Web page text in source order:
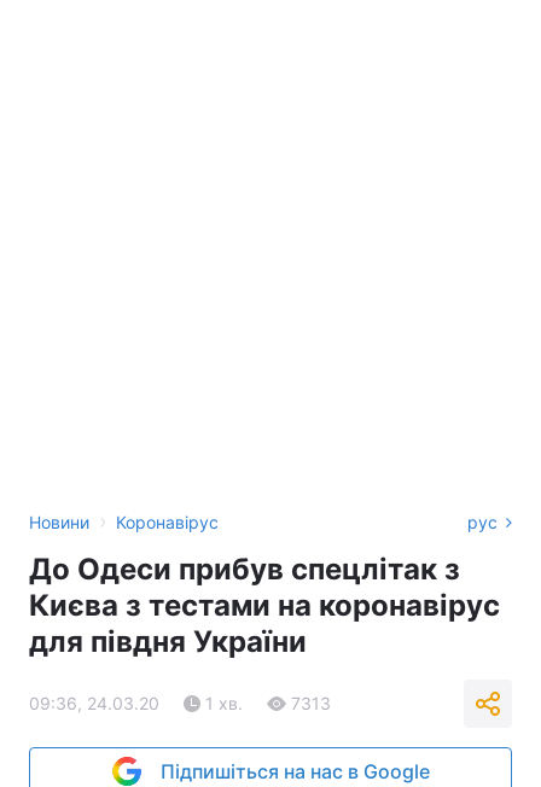
Новини › Коронавірус рус
До Одеси прибув спецлітак з
Києва з тестами на коронавірус
для півдня України
09:36, 24.03.20 1 хв. 7313
Підпишіться на нас в Google